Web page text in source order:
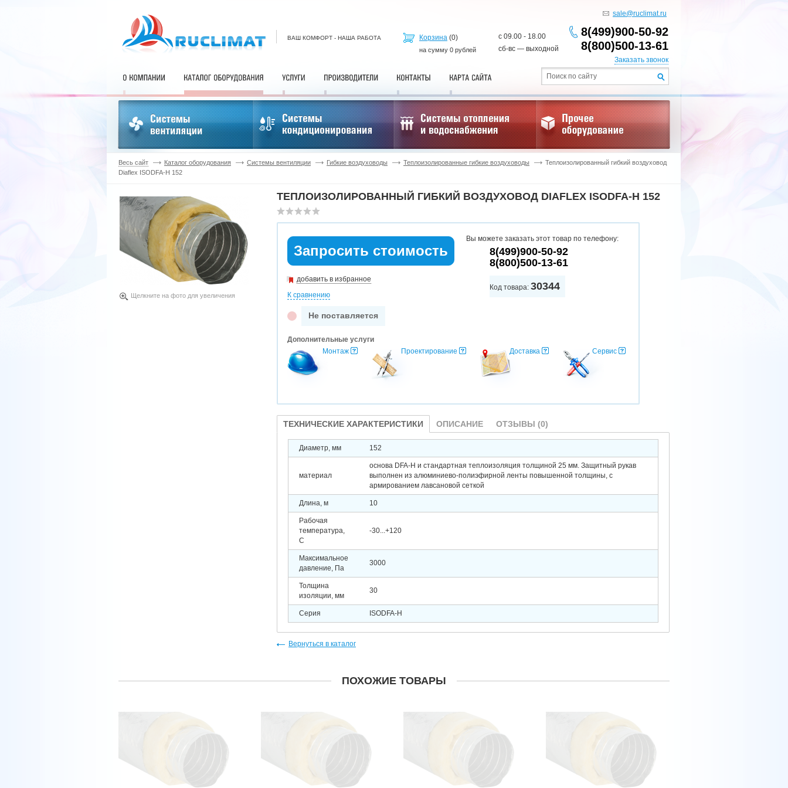
ВАШ КОМФОРТ - НАША РАБОТА Корзина (0)
на сумму 0 рублей
с 09.00 - 18.00
сб-вс — выходной
sale@ruclimat.ru
8(499)900-50-92
8(800)500-13-61
Заказать звонок
Весь сайт Каталог оборудования Системы вентиляции Гибкие воздуховоды Теплоизолированные гибкие воздуховоды
Теплоизолированный гибкий воздуховод
Diaflex ISODFA-H 152
Щелкните на фото для увеличения
ТЕПЛОИЗОЛИРОВАННЫЙ ГИБКИЙ ВОЗДУХОВОД DIAFLEX ISODFA-H 152
Запросить стоимость
добавить в избранное
К сравнению
Не поставляется
Вы можете заказать этот товар по телефону:
8(499)900-50-92
8(800)500-13-61
Код товара: 30344
Дополнительные услуги
Монтаж
Проектирование Доставка Сервис
ТЕХНИЧЕСКИЕ ХАРАКТЕРИСТИКИ ОПИСАНИЕ ОТЗЫВЫ (0)
Диаметр, мм 152
материал
основа DFA-H и стандартная теплоизоляция толщиной 25 мм. Защитный рукав
выполнен из алюминиево-полиэфирной ленты повышенной толщины, с
армированием лавсановой сеткой
Длина, м 10
Рабочая
температура,
C
-30...+120
Максимальное
давление, Па
3000
Толщина
изоляции, мм
30
Серия ISODFA-H
Вернуться в каталог
ПОХОЖИЕ ТОВАРЫ